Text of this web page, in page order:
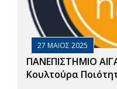
27 ΜΑΙΟΣ 2025
ΠΑΝΕΠΙΣΤΗΜΙΟ
Κουλτούρα